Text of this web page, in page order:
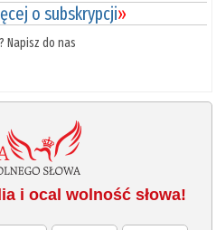
o subskrypcji»
Napisz do nas
i ocal wolność słowa!